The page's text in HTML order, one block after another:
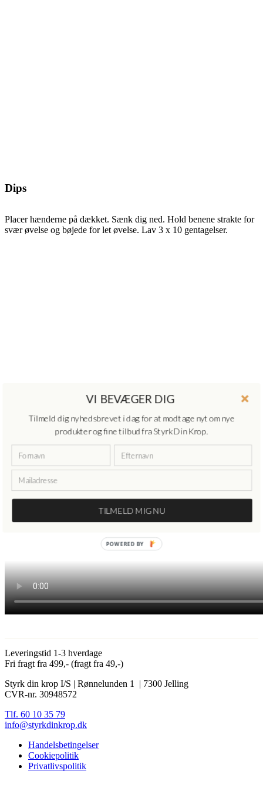
Dips
Placer hænderne på dækket. Sænk dig ned. Hold benene strakte for
svær øvelse og bøjede for let øvelse. Lav 3 x 10 gentagelser.
Leveringstid 1-3 hverdage
Fri fragt fra 499,- (fragt fra 49,-)
Styrk din krop I/S | Rønnelunden 1 | 7300 Jelling
CVR-nr. 30948572
Tlf. 60 10 35 79
info@styrkdinkrop.dk
Handelsbetingelser
Cookiepolitik
Privatlivspolitik
VI BEVÆGER DIG
Tilmeld dig nyhedsbrevet i dag for at modtage nyt om nye
produkter og fine tilbud fra Styrk Din Krop.
TILMELD MIG NU
POWERED BY